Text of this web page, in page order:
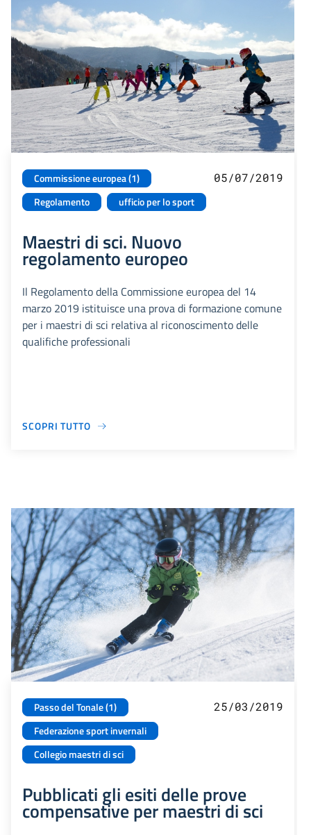
Commissione europea (1)
Regolamento
ufficio per lo sport
05/07/2019
Maestri di sci. Nuovo
regolamento europeo
Il Regolamento della Commissione europea del 14
marzo 2019 istituisce una prova di formazione comune
per i maestri di sci relativa al riconoscimento delle
qualifiche professionali
SCOPRI TUTTO
Passo del Tonale (1)
Federazione sport invernali
Collegio maestri di sci
25/03/2019
Pubblicati gli esiti delle prove
compensative per maestri di sci